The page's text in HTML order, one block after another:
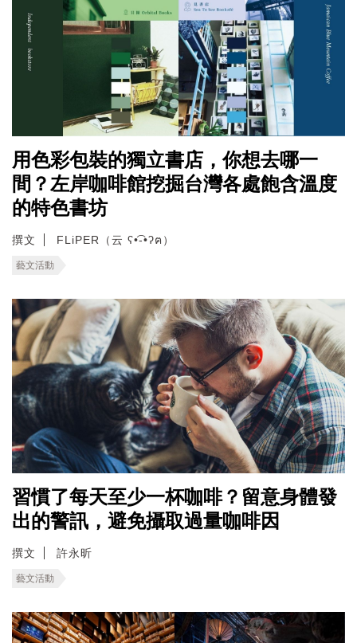
用色彩包裝的獨立書店，你想去哪一
間？左岸咖啡館挖掘台灣各處飽含溫度
的特色書坊
撰文 FLiPER（云 ʕ•͡-•ʔฅ）
藝文活動
習慣了每天至少一杯咖啡？留意身體發
出的警訊，避免攝取過量咖啡因
撰文 許永昕
藝文活動